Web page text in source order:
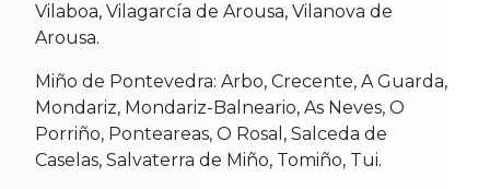
Vilaboa, Vilagarcía de Arousa, Vilanova de
Arousa.
Miño de Pontevedra: Arbo, Crecente, A Guarda,
Mondariz, Mondariz-Balneario, As Neves, O
Porriño, Ponteareas, O Rosal, Salceda de
Caselas, Salvaterra de Miño, Tomiño, Tui.